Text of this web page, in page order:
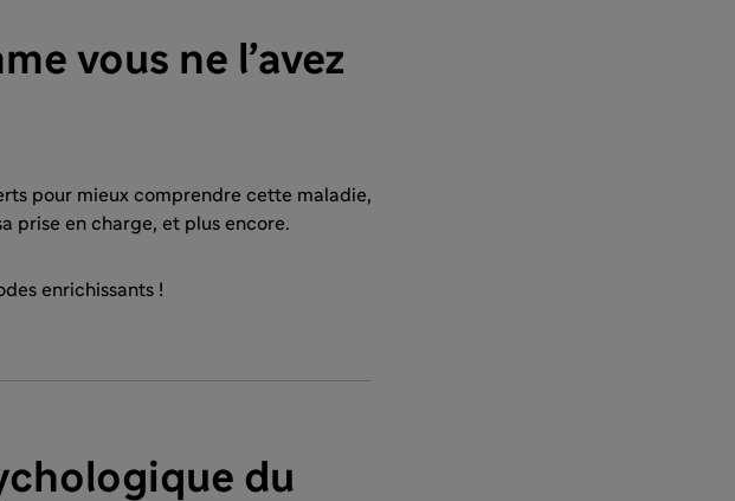
vous ne l’avez
pour mieux comprendre cette maladie,
prise en charge, et plus encore.
enrichissants !
du